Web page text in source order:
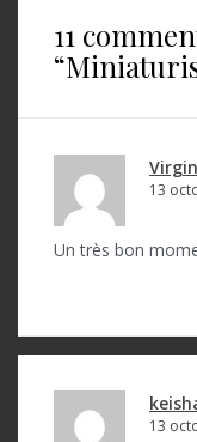
l
11
“
13
Un très bon
13